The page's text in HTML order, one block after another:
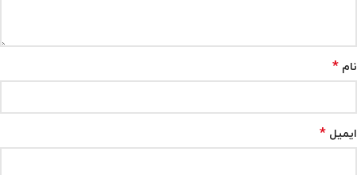
نام *
ایمیل *